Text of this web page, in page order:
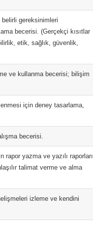
gereksinimleri
becerisi. (Gerçekçi kısıtlar
etik, sağlık, güvenlik,
ve kullanma becerisi; bilişim
için deney tasarlama,
becerisi.
yazma ve yazılı raporları
talimat verme ve alma
izleme ve kendini